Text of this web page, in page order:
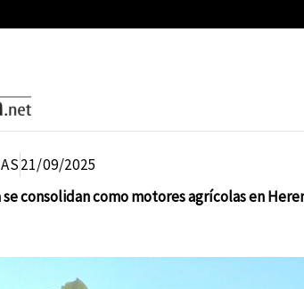
21/09/2025
consolidan como motores agrícolas en